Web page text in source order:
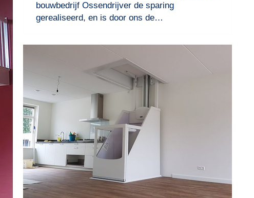
bouwbedrijf Ossendrijver de sparing
gerealiseerd, en is door ons de…